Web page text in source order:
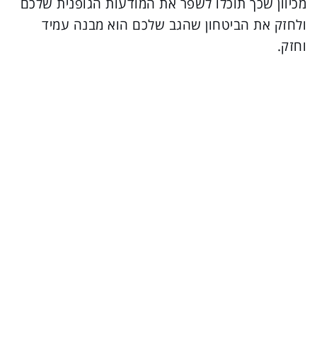
מכיוון שכך תוכלו לשפר את המודעות הגופנית שלכם
ולחזק את הביטחון שהגב שלכם הוא מבנה עמיד
וחזק.